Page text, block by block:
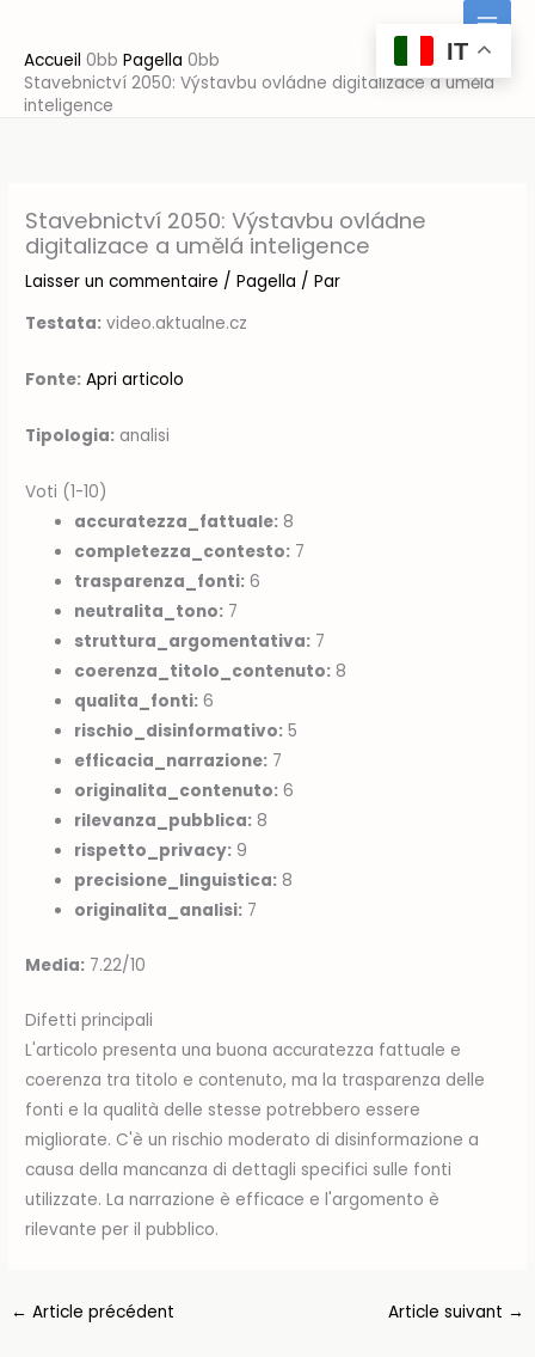
contenu
Accueil
Pagella
Stavebnictví 2050: Výstavbu ovládne digitalizace a umělá
inteligence
Stavebnictví 2050: Výstavbu ovládne
digitalizace a umělá inteligence
Laisser un commentaire /Pagella / Par
Testata: video.aktualne.cz
Fonte: Apri articolo
Tipologia: analisi
Voti (1-10)
accuratezza_fattuale: 8
completezza_contesto: 7
trasparenza_fonti: 6
neutralita_tono: 7
struttura_argomentativa: 7
coerenza_titolo_contenuto: 8
qualita_fonti: 6
rischio_disinformativo: 5
efficacia_narrazione: 7
originalita_contenuto: 6
rilevanza_pubblica: 8
rispetto_privacy: 9
precisione_linguistica: 8
originalita_analisi: 7
Media: 7.22/10
Difetti principali
L'articolo presenta una buona accuratezza fattuale e
coerenza tra titolo e contenuto, ma la trasparenza delle
fonti e la qualità delle stesse potrebbero essere
migliorate. C'è un rischio moderato di disinformazione a
causa della mancanza di dettagli specifici sulle fonti
utilizzate. La narrazione è efficace e l'argomento è
rilevante per il pubblico.
← Article précédent Article suivant →
IT